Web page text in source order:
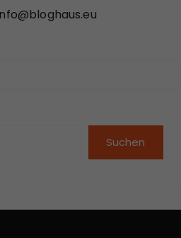
Suchen